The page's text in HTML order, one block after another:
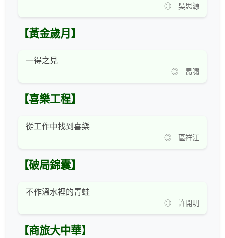
◎ 吳思源
【黃金歲月】
一得之見
◎ 昂嘯
【喜樂工程】
從工作中找到喜樂
◎ 區祥江
【破局錦囊】
不作溫水裡的青蛙
◎ 許開明
【商旅大中華】